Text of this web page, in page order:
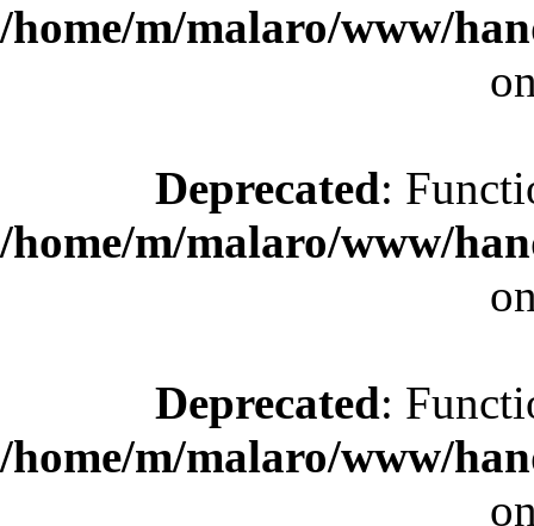
/home/m/malaro/www/
Deprecated:
/home/m/malaro/www/
Deprecated:
/home/m/malaro/www/